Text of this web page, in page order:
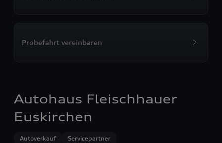
Probefahrt vereinbaren
Autohaus Fleischhauer
Euskirchen
Autoverkauf
Servicepartner